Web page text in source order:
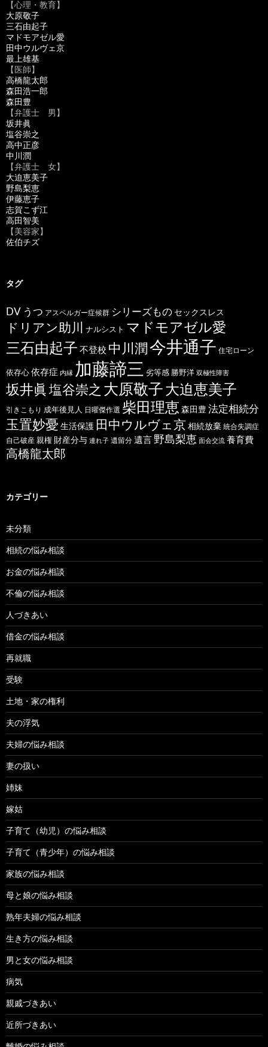
【心理・教育】
大原敬子
三石由起子
マドモアゼル愛
田中ウルヴェ京
最上雄基
【医師】
高橋龍太郎
森田浩一郎
森田豊
【弁護士 男】
坂井眞
塩谷崇之
高中正彦
中川潤
【弁護士 女】
大迫恵美子
野島梨恵
伊藤恵子
志賀こず江
高田智美
【美容家】
佐伯チズ
タグ
DV うつ アスペルガー症候群 シリーズもの セックスレス
ドリアン助川 ナルシスト マドモアゼル愛
三石由起子 不登校 中川潤今井通子 住宅ローン
依存心依存症 内縁 加藤諦三 劣等感 勝野洋 双極性障害
坂井眞塩谷崇之 大原敬子大迫恵美子
引きこもり 成年後見人 日曜傑作選 柴田理恵 森田豊 法定相続分
玉置妙憂 生活保護 田中ウルヴェ京相続放棄 統合失調症
自己破産 親権 財産分与 連れ子 遺留分 遺言 野島梨恵 面会交流 養育費
高橋龍太郎
カテゴリー
未分類
相続の悩み相談
お金の悩み相談
不倫の悩み相談
人づきあい
借金の悩み相談
再就職
受験
土地・家の権利
夫の浮気
夫婦の悩み相談
妻の扱い
姉妹
嫁姑
子育て（幼児）の悩み相談
子育て（青少年）の悩み相談
家族の悩み相談
母と娘の悩み相談
熟年夫婦の悩み相談
生き方の悩み相談
男と女の悩み相談
病気
親戚づきあい
近所づきあい